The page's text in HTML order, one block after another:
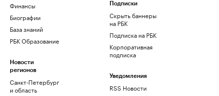
Финансы
Биографии
База знаний
РБК Образование
Новости
регионов
Санкт-Петербург
и область
Подписки
Скрыть баннеры
на РБК
Подписка на РБК
Корпоративная
подписка
Уведомления
RSS Новости